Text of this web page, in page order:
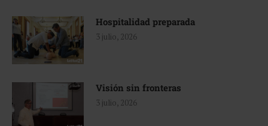
Hospitalidad preparada
3 julio, 2026
Visión sin fronteras
3 julio, 2026